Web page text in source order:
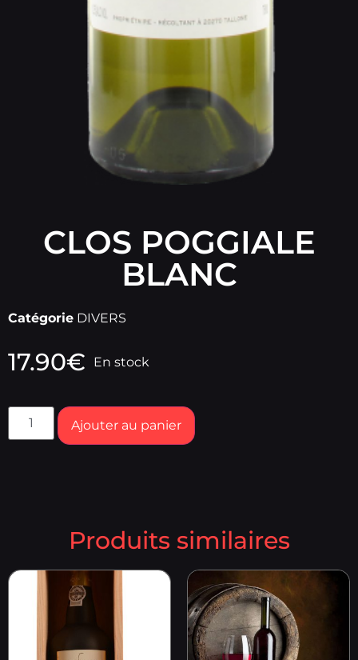
CLOS POGGIALE
BLANC
Catégorie DIVERS
17.90€ En stock
Ajouter au panier
Produits similaires